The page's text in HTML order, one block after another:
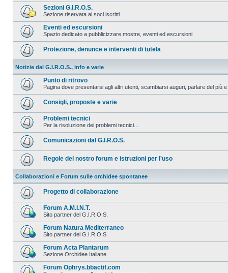
Sezioni G.I.R.O.S.
Sezione riservata ai soci iscritti.
Eventi ed escursioni
Spazio dedicato a pubblicizzare mostre, eventi ed escursioni
Protezione, denunce e interventi di tutela
Notizie dal G.I.R.O.S., info e varie
Punto di ritrovo
Pagina dove presentarsi agli altri utenti, scambiarsi auguri, parlare del più
Consigli, proposte e varie
Problemi tecnici
Per la risoluzione dei problemi tecnici...
Comunicazioni dal G.I.R.O.S.
Regole del nostro forum e istruzioni per l'uso
Collaborazioni e Forum sulle orchidee spontanee
Progetto di collaborazione
Forum A.M.I.N.T.
Sito partner del G.I.R.O.S.
Forum Natura Mediterraneo
Sito partner del G.I.R.O.S.
Forum Acta Plantarum
Sezione Orchidee Italiane
Forum Ophrys.bbactif.com